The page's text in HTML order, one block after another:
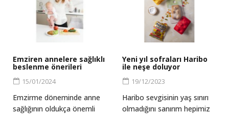
Emziren annelere sağlıklı
beslenme önerileri
15/01/2024
Emzirme döneminde anne
sağlığının oldukça önemli
Yeni yıl sofraları Haribo
ile neşe doluyor
19/12/2023
Haribo sevgisinin yaş sınırı
olmadığını sanırım hepimiz